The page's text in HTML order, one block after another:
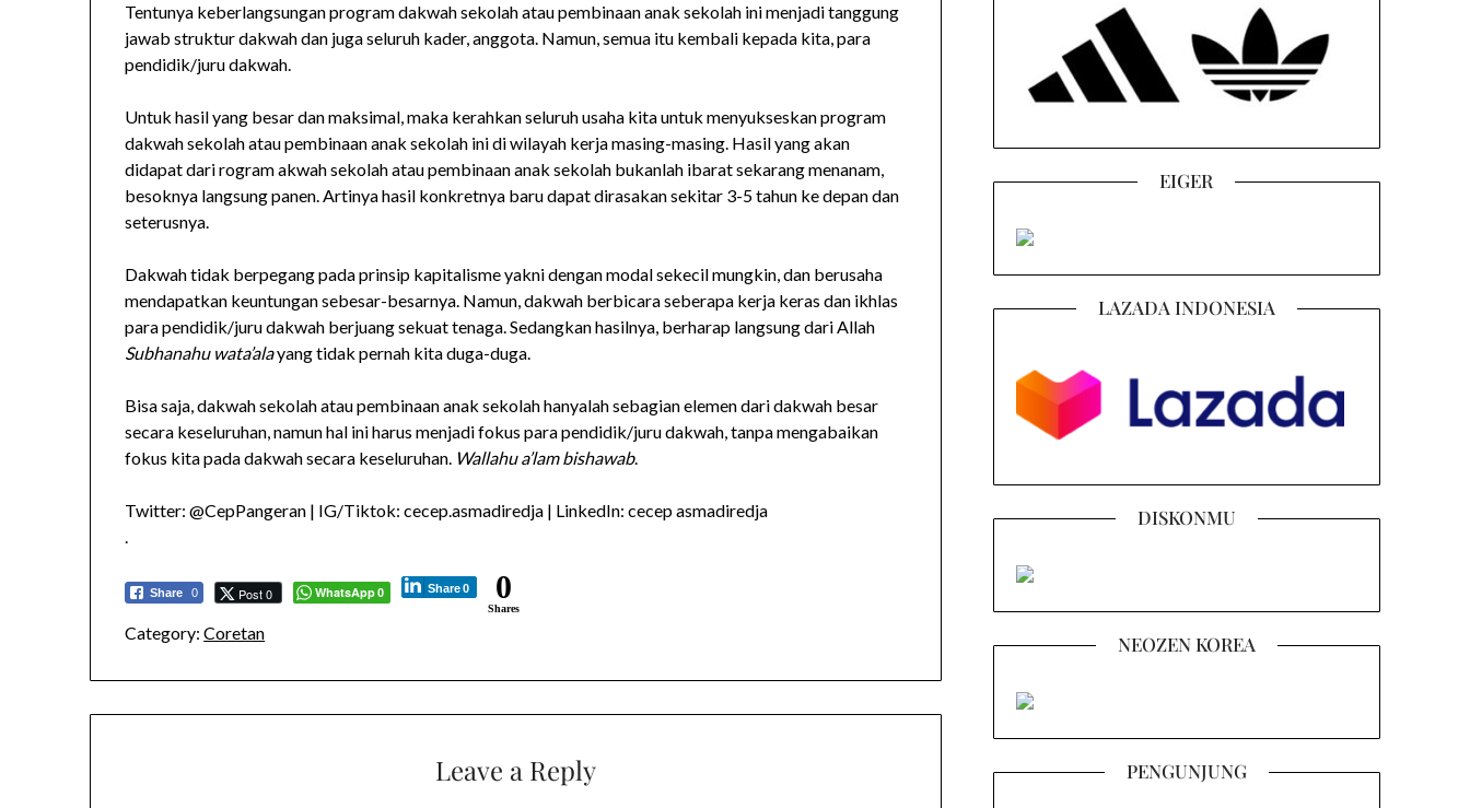
Tentunya keberlangsungan program dakwah sekolah atau pembinaan anak sekolah ini menjadi tanggung
jawab struktur dakwah dan juga seluruh kader, anggota. Namun, semua itu kembali kepada kita, para
pendidik/juru dakwah.
Untuk hasil yang besar dan maksimal, maka kerahkan seluruh usaha kita untuk menyukseskan program
dakwah sekolah atau pembinaan anak sekolah ini di wilayah kerja masing-masing. Hasil yang akan
didapat dari rogram akwah sekolah atau pembinaan anak sekolah bukanlah ibarat sekarang menanam,
besoknya langsung panen. Artinya hasil konkretnya baru dapat dirasakan sekitar 3-5 tahun ke depan dan
seterusnya.
Dakwah tidak berpegang pada prinsip kapitalisme yakni dengan modal sekecil mungkin, dan berusaha
mendapatkan keuntungan sebesar-besarnya. Namun, dakwah berbicara seberapa kerja keras dan ikhlas
para pendidik/juru dakwah berjuang sekuat tenaga. Sedangkan hasilnya, berharap langsung dari Allah
Subhanahu wata’alayang tidak pernah kita duga-duga.
Bisa saja, dakwah sekolah atau pembinaan anak sekolah hanyalah sebagian elemen dari dakwah besar
secara keseluruhan, namun hal ini harus menjadi fokus para pendidik/juru dakwah, tanpa mengabaikan
fokus kita pada dakwah secara keseluruhan. Wallahu a’lam bishawab.
Twitter: @CepPangeran | IG/Tiktok: cecep.asmadiredja | LinkedIn: cecep asmadiredja
.
Share 0 Post 0 WhatsApp0 Share0 0
Shares
Category: Coretan
Leave a Reply
EIGER
LAZADA INDONESIA
DISKONMU
NEOZEN KOREA
PENGUNJUNG